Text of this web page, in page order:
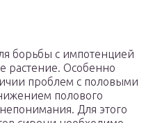
борьбы с импотенцией
растение. Особенно
проблем с половыми
полового
Для этого